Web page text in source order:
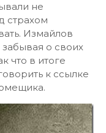
не
страхом
Измайлов
о своих
что в итоге
к ссылке